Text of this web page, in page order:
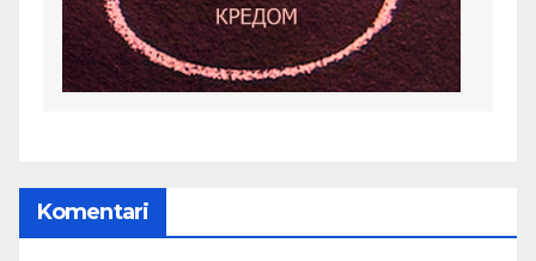
Komentari